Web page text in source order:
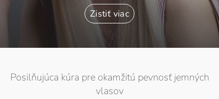
Zistiť viac
Posilňujúca kúra pre okamžitú pevnosť jemných
vlasov